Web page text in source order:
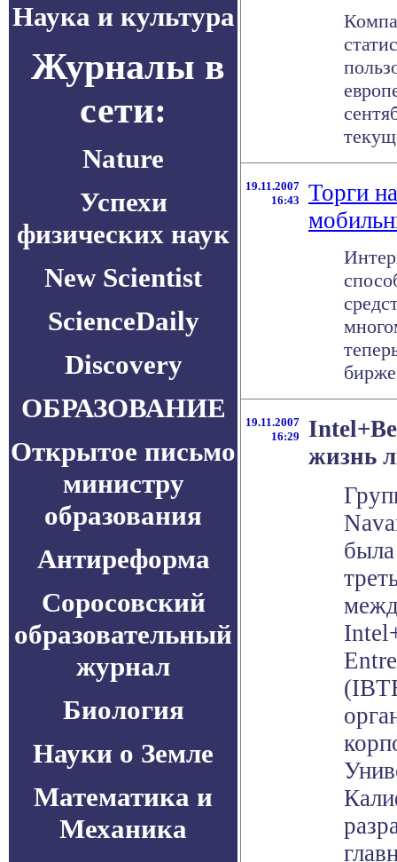
Наука и культура
Журналы в
сети:
Nature
Успехи
физических наук
New Scientist
ScienceDaily
Discovery
ОБРАЗОВАНИЕ
Открытое письмо
министру
образования
Антиреформа
Соросовский
образовательный
журнал
Биология
Науки о Земле
Математика и
Механика
19.11.2007
16:43
Торги
19.11.2007
16:29
жизнь